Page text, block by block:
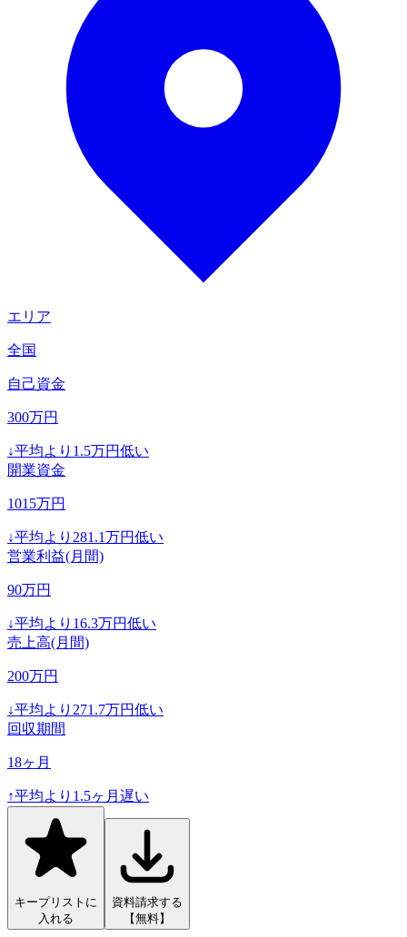
エリア
全国
自己資金
300万円
↓平均より 1.5万円低い
開業資金
1015万円
↓平均より 281.1万円低い
営業利益(月間)
90万円
↓平均より 16.3万円低い
売上高(月間)
200万円
↓平均より 271.7万円低い
回収期間
18ヶ月
↑平均より 1.5ヶ月遅い
キープリストに
入れる
資料請求する
【無料】